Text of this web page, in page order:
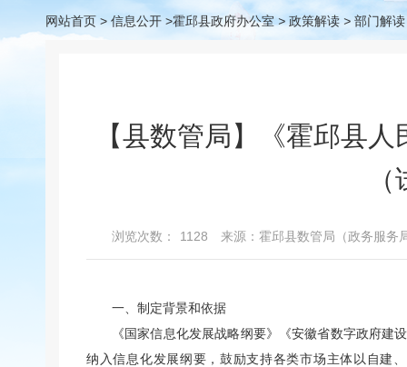
网站首页 > 信息公开 >霍邱县政府办公室 > 政策解读 > 部门解读
【县数管局】《霍邱县
浏览次数： 1128 来源：霍邱县数管局（政务服务
一、制定背景和依据
《国家信息化发展战略纲要》《安徽省数字政府建
纳入信息化发展纲要，鼓励支持各类市场主体以自建